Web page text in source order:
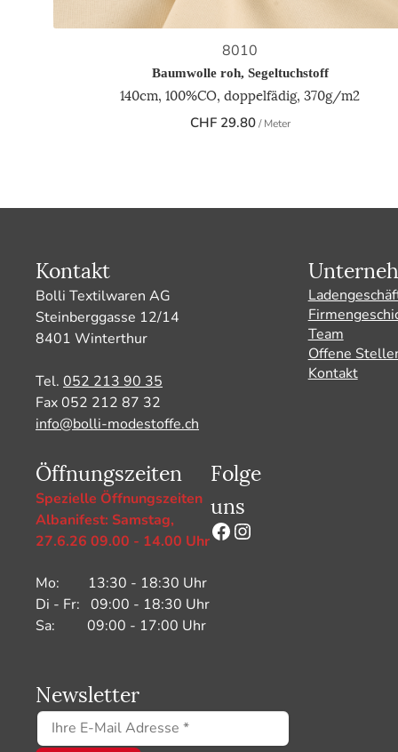
8010
Baumwolle roh, Segeltuchstoff
140cm, 100%CO, doppelfädig, 370g/m2
CHF29.80/ Meter
Kontakt
Bolli Textilwaren AG
Steinberggasse 12/14
8401 Winterthur
Tel. 052 213 90 35
Fax 052 212 87 32
info@bolli-modestoffe.ch
Öffnungszeiten
Spezielle Öffnungszeiten
Albanifest: Samstag,
27.6.26 09.00 - 14.00 Uhr
Mo: 13:30 - 18:30 Uhr
Di - Fr: 09:00 - 18:30 Uhr
Sa: 09:00 - 17:00 Uhr
Folge
uns
Facebook
Instagram
Newsletter
Team
Offene
Kontakt